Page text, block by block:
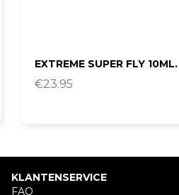
EXTREME SUPER FLY 10ML.
€23.95
KLANTENSERVICE
FAQ